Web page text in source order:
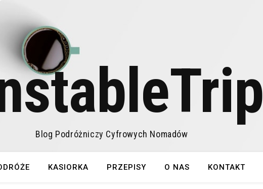
Blog Podróżniczy Cyfrowych Nomadów
KASIORKA PRZEPISY O NAS KONTAKT